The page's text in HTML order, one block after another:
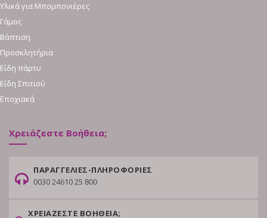
Υλικά για Μπομπονιέρες
Γάμος
Βάπτιση
Προσκλητήρια
Είδη πάρτυ
Είδη Σπιτιού
Εποχιακά
Χρειάζεστε Βοήθεια;
ΠΑΡΑΓΓΕΛΙΕΣ-ΠΛΗΡΟΦΟΡΙΕΣ
0030 24610 25 800
ΧΡΕΙΑΖΕΣΤΕ ΒΟΗΘΕΙΑ;